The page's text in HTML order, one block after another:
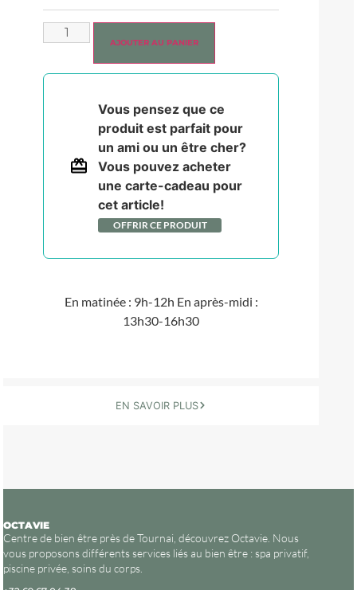
EN SAVOIR PLUS
AJOUTER AU PANIER
Vous pensez que ce
produit est parfait pour
un ami ou un être cher?
Vous pouvez acheter
une carte-cadeau pour
cet article!
OFFRIR CE PRODUIT
En matinée : 9h-12h En après-midi :
13h30-16h30
OCTAVIE
Centre de bien être près de Tournai, découvrez Octavie. Nous
vous proposons différents services liés au bien être : spa privatif,
piscine privée, soins du corps.